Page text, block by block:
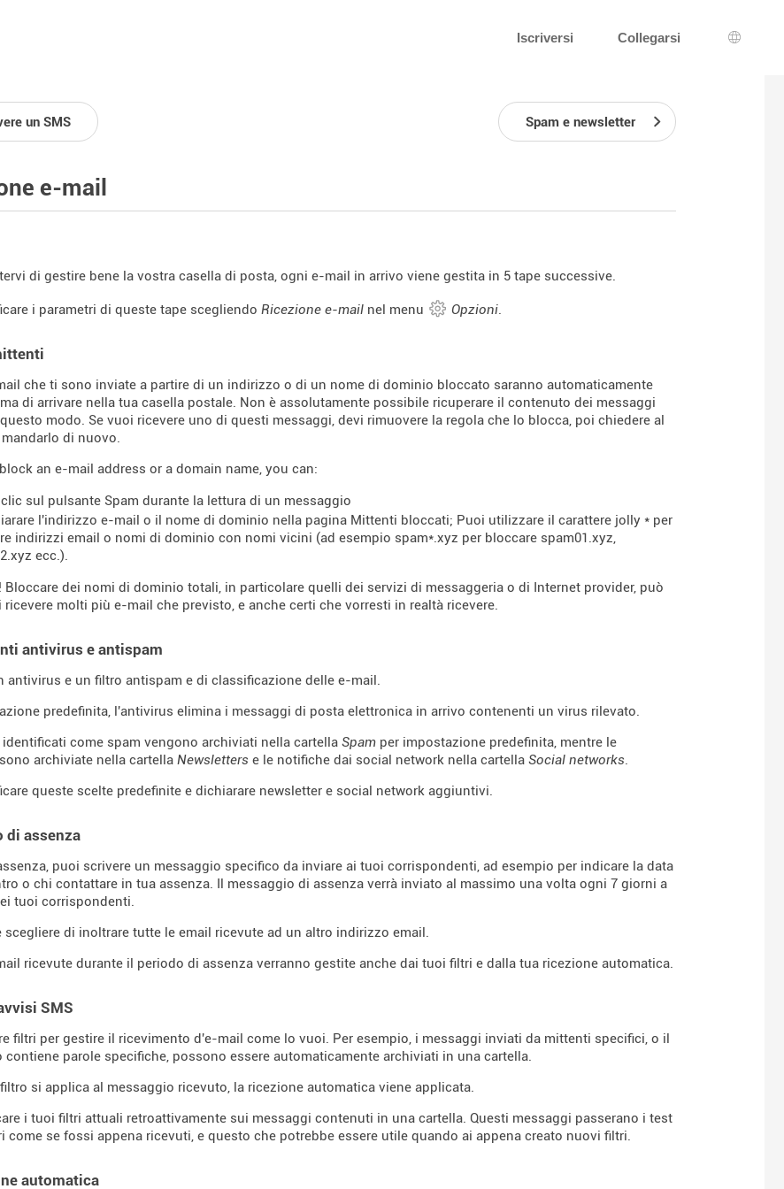
Iscriversi Collegarsi
Scelta
un SMS Spam e newsletter
e-mail
di gestire bene la vostra casella di posta, ogni e-mail in arrivo viene gestita in 5 tape successive.
i parametri di queste tape scegliendo Ricezione e-mail nel menu Opzioni.
che ti sono inviate a partire di un indirizzo o di un nome di dominio bloccato saranno automaticamente
di arrivare nella tua casella postale. Non è assolutamente possibile ricuperare il contenuto dei messaggi
modo. Se vuoi ricevere uno di questi messaggi, devi rimuovere la regola che lo blocca, poi chiedere al
di nuovo.
an e-mail address or a domain name, you can:
sul pulsante Spam durante la lettura di un messaggio
l'indirizzo e-mail o il nome di dominio nella pagina Mittenti bloccati; Puoi utilizzare il carattere jolly * per
indirizzi email o nomi di dominio con nomi vicini (ad esempio spam*.xyz per bloccare spam01.xyz,
ecc.).
Bloccare dei nomi di dominio totali, in particolare quelli dei servizi di messaggeria o di Internet provider, può
molti più e-mail che previsto, e anche certi che vorresti in realtà ricevere.
antivirus e antispam
antivirus e un filtro antispam e di classificazione delle e-mail.
predefinita, l'antivirus elimina i messaggi di posta elettronica in arrivo contenenti un virus rilevato.
identificati come spam vengono archiviati nella cartella Spam per impostazione predefinita, mentre le
archiviate nella cartella Newsletters e le notifiche dai social network nella cartella Social networks.
queste scelte predefinite e dichiarare newsletter e social network aggiuntivi.
di assenza
puoi scrivere un messaggio specifico da inviare ai tuoi corrispondenti, ad esempio per indicare la data
o chi contattare in tua assenza. Il messaggio di assenza verrà inviato al massimo una volta ogni 7 giorni a
tuoi corrispondenti.
scegliere di inoltrare tutte le email ricevute ad un altro indirizzo email.
ricevute durante il periodo di assenza verranno gestite anche dai tuoi filtri e dalla tua ricezione automatica.
SMS
filtri per gestire il ricevimento d'e-mail come lo vuoi. Per esempio, i messaggi inviati da mittenti specifici, o il
contiene parole specifiche, possono essere automaticamente archiviati in una cartella.
si applica al messaggio ricevuto, la ricezione automatica viene applicata.
i tuoi filtri attuali retroattivamente sui messaggi contenuti in una cartella. Questi messaggi passerano i test
come se fossi appena ricevuti, e questo che potrebbe essere utile quando ai appena creato nuovi filtri.
automatica